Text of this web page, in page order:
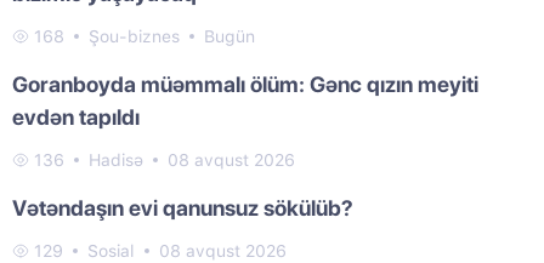
168 Şou-biznes Bugün
Goranboyda müəmmalı ölüm: Gənc qızın meyiti
evdən tapıldı
136 Hadisə 08 avqust 2026
Vətəndaşın evi qanunsuz sökülüb?
129 Sosial 08 avqust 2026